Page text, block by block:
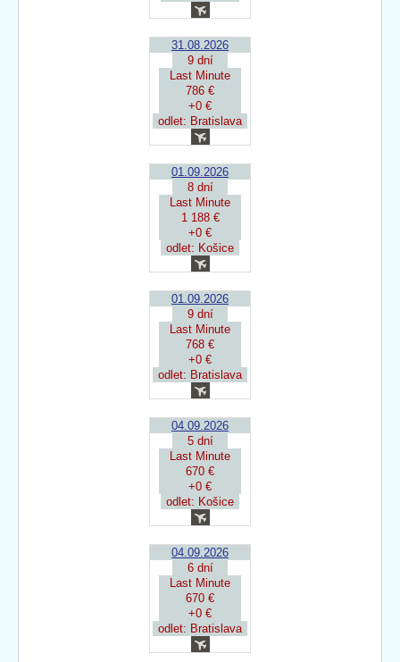
31.08.2026
9 dní
Last Minute
786 €
+0 €
odlet: Bratislava
01.09.2026
8 dní
Last Minute
1 188 €
+0 €
odlet: Košice
01.09.2026
9 dní
Last Minute
768 €
+0 €
odlet: Bratislava
04.09.2026
5 dní
Last Minute
670 €
+0 €
odlet: Košice
04.09.2026
6 dní
Last Minute
670 €
+0 €
odlet: Bratislava